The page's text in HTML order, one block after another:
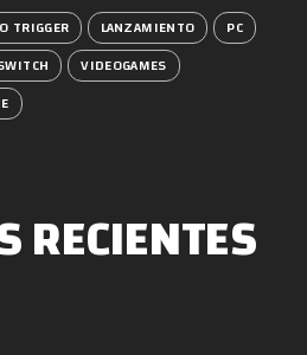
TRIGGER LANZAMIENTO
PC
VIDEOGAMES
RECIENTES